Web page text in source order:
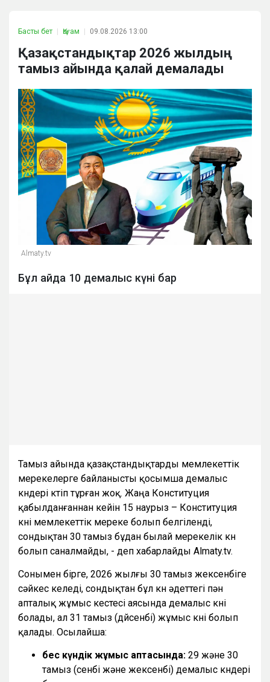
Басты бет Қоғам 09.08.2026 13:00
Қазақстандықтар 2026 жылдың
тамыз айында қалай демалады
Almaty.tv
Бұл айда 10 демалыс күні бар
Тамыз айында қазақстандықтарды мемлекеттік
мерекелерге байланысты қосымша демалыс
күндері күтіп тұрған жоқ. Жаңа Конституция
қабылданғаннан кейін 15 наурыз – Конституция
күні мемлекеттік мереке болып белгіленді,
сондықтан 30 тамыз бұдан былай мерекелік күн
болып саналмайды, - деп хабарлайды Almaty.tv.
Сонымен бірге, 2026 жылғы 30 тамыз жексенбіге
сәйкес келеді, сондықтан бұл күн әдеттегі пән
апталық жұмыс кестесі аясында демалыс күні
болады, ал 31 тамыз (дүйсенбі) жұмыс күні болып
қалады. Осылайша:
бес күндік жұмыс аптасында: 29 және 30
тамыз (сенбі және жексенбі) демалыс күндері